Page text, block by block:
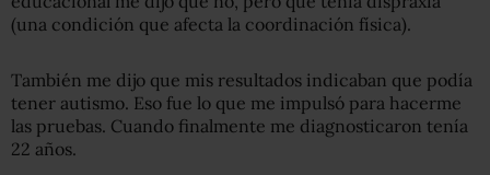
(una condición que afecta la coordinación física).
También me dijo que mis resultados indicaban que podía
tener autismo. Eso fue lo que me impulsó para hacerme
las pruebas. Cuando finalmente me diagnosticaron tenía
22 años.